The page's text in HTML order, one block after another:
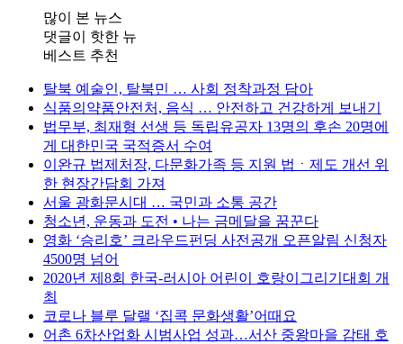
많이 본 뉴스
댓글이 핫한 뉴
베스트 추천
탈북 예술인, 탈북민 … 사회 정착과정 담아
식품의약품안전처, 음식 … 안전하고 건강하게 보내기
법무부, 최재형 선생 등 독립유공자 13명의 후손 20명에
게 대한민국 국적증서 수여
이완규 법제처장, 다문화가족 등 지원 법ㆍ제도 개선 위
한 현장간담회 가져
서울 광화문시대 … 국민과 소통 공간
청소년, 운동과 도전 • 나는 금메달을 꿈꾼다
영화 ‘승리호’ 크라우드펀딩 사전공개 오픈알림 신청자
4500명 넘어
2020년 제8회 한국-러시아 어린이 호랑이그리기대회 개
최
코로나 블루 달랠 ‘집콕 문화생활’어때요
어촌 6차산업화 시범사업 성과…서산 중왕마을 감태 호